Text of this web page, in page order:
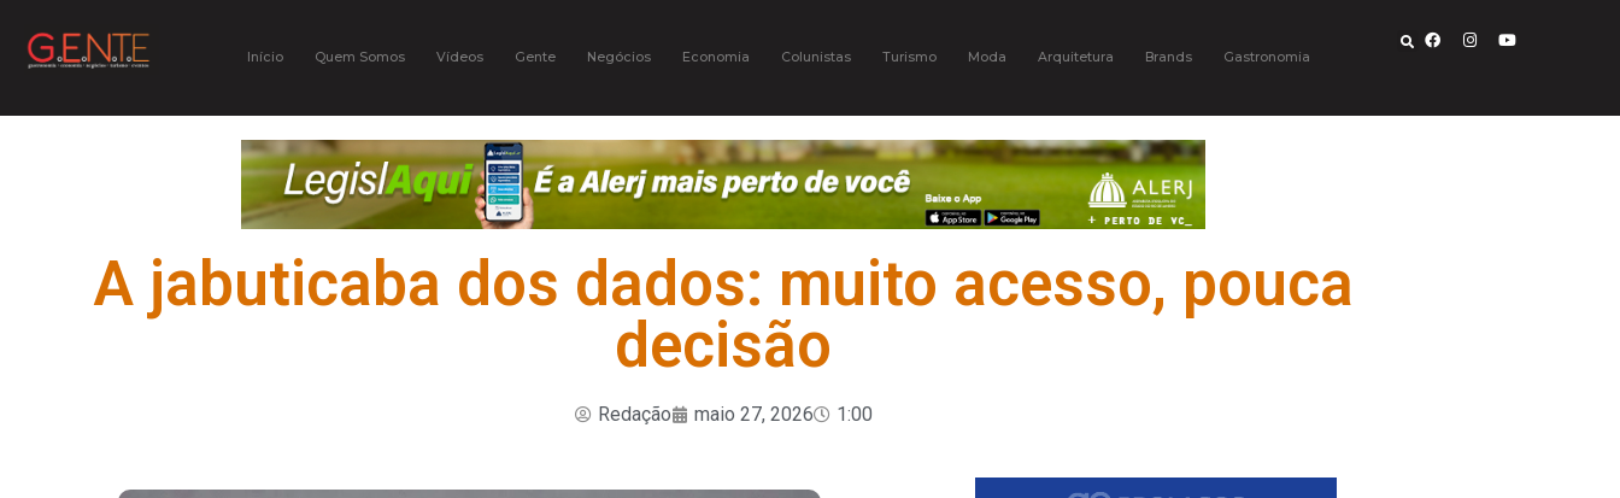
Início Quem Somos Vídeos Gente Negócios Economia Colunistas Turismo Moda Arquitetura Brands Gastronomia
A jabuticaba dos dados: muito acesso, pouca
decisão
Redação maio 27, 2026 1:00